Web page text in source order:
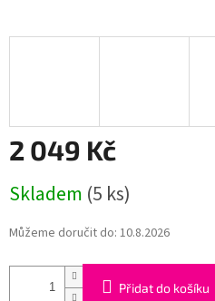
2 049 Kč
cena:
Skladem (5 ks)
Můžeme doručit do: 10.8.2026
Přidat do košíku